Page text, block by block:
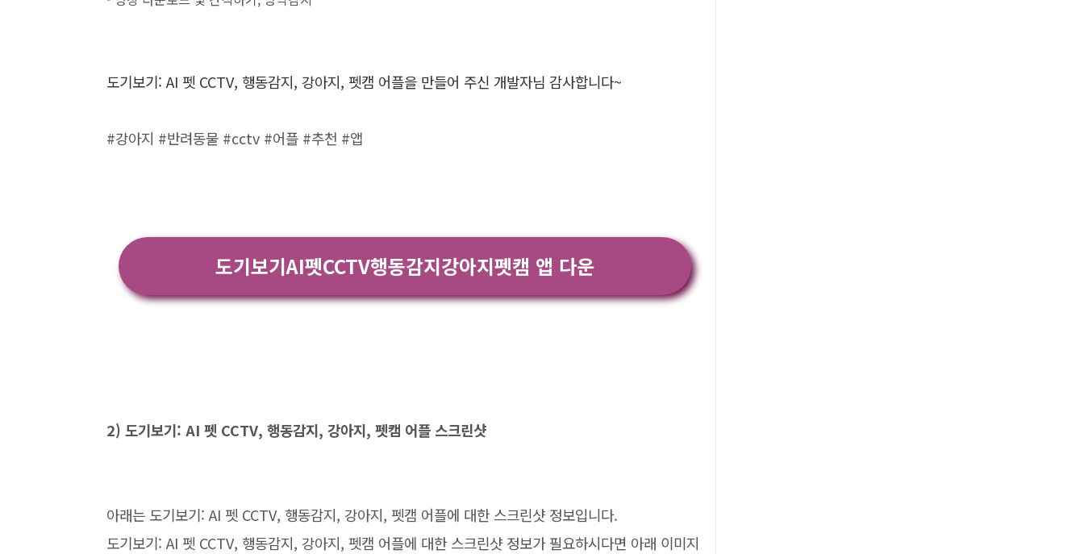
도기보기: AI 펫 CCTV, 행동감지, 강아지, 펫캠 어플을 만들어 주신 개발자님 감사합니다~
#강아지 #반려동물 #cctv #어플 #추천 #앱
도기보기AI펫CCTV행동감지강아지펫캠 앱 다운
2) 도기보기: AI 펫 CCTV, 행동감지, 강아지, 펫캠 어플 스크린샷
아래는 도기보기: AI 펫 CCTV, 행동감지, 강아지, 펫캠 어플에 대한 스크린샷 정보입니다.
도기보기: AI 펫 CCTV, 행동감지, 강아지, 펫캠 어플에 대한 스크린샷 정보가 필요하시다면 아래 이미지